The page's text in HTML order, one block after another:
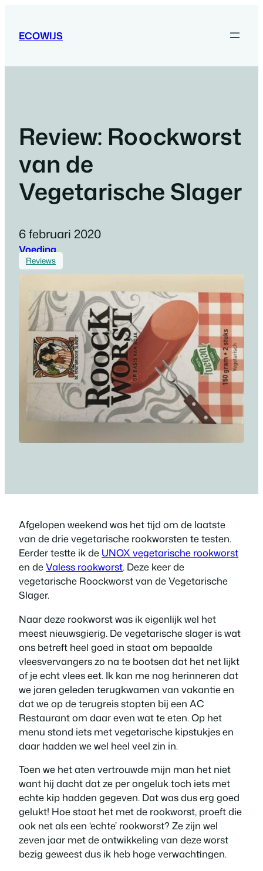
ECOWIJS
Review: Roockworst
van de
Vegetarische Slager
6 februari 2020
Voeding
Reviews
Afgelopen weekend was het tijd om de laatste
van de drie vegetarische rookworsten te testen.
Eerder testte ik de UNOX vegetarische rookworst
en deValess rookworst. Deze keer de
vegetarische Roockworst van de Vegetarische
Slager.
Naar deze rookworst was ik eigenlijk wel het
meest nieuwsgierig. De vegetarische slager is wat
ons betreft heel goed in staat om bepaalde
vleesvervangers zo na te bootsen dat het net lijkt
of je echt vlees eet. Ik kan me nog herinneren dat
we jaren geleden terugkwamen van vakantie en
dat we op de terugreis stopten bij een AC
Restaurant om daar even wat te eten. Op het
menu stond iets met vegetarische kipstukjes en
daar hadden we wel heel veel zin in.
Toen we het aten vertrouwde mijn man het niet
want hij dacht dat ze per ongeluk toch iets met
echte kip hadden gegeven. Dat was dus erg goed
gelukt! Hoe staat het met de rookworst, proeft die
ook net als een ‘echte’ rookworst? Ze zijn wel
zeven jaar met de ontwikkeling van deze worst
bezig geweest dus ik heb hoge verwachtingen.